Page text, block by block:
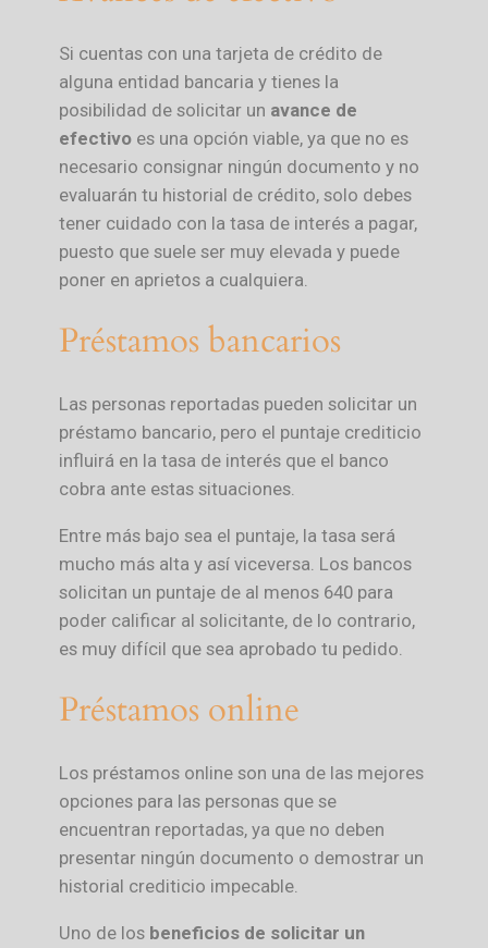
Si cuentas con una tarjeta de crédito de
alguna entidad bancaria y tienes la
posibilidad de solicitar un avance de
efectivoes una opción viable, ya que no es
necesario consignar ningún documento y no
evaluarán tu historial de crédito, solo debes
tener cuidado con la tasa de interés a pagar,
puesto que suele ser muy elevada y puede
poner en aprietos a cualquiera.
Préstamos bancarios
Las personas reportadas pueden solicitar un
préstamo bancario, pero el puntaje crediticio
influirá en la tasa de interés que el banco
cobra ante estas situaciones.
Entre más bajo sea el puntaje, la tasa será
mucho más alta y así viceversa. Los bancos
solicitan un puntaje de al menos 640 para
poder calificar al solicitante, de lo contrario,
es muy difícil que sea aprobado tu pedido.
Préstamos online
Los préstamos online son una de las mejores
opciones para las personas que se
encuentran reportadas, ya que no deben
presentar ningún documento o demostrar un
historial crediticio impecable.
Uno de los beneficios de solicitar un